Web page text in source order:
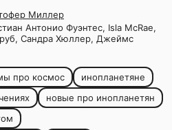
Миллер
Антонио Фуэнтес, Isla McRae,
Сандра Хюллер, Джеймс
про космос
инопланетяне
новые про инопланетян